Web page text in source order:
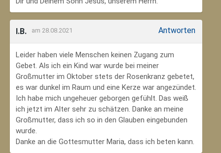
I.B. am 28.08.2021 Antworten
Leider haben viele Menschen keinen Zugang zum
Gebet. Als ich ein Kind war wurde bei meiner
Großmutter im Oktober stets der Rosenkranz gebetet,
es war dunkel im Raum und eine Kerze war angezündet.
Ich habe mich ungeheuer geborgen gefühlt. Das weiß
ich jetzt im Alter sehr zu schätzen. Danke an meine
Großmutter, dass ich so in den Glauben eingebunden
wurde.
Danke an die Gottesmutter Maria, dass ich beten kann.